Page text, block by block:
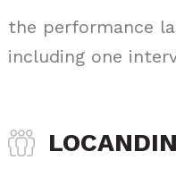
the performance
including one